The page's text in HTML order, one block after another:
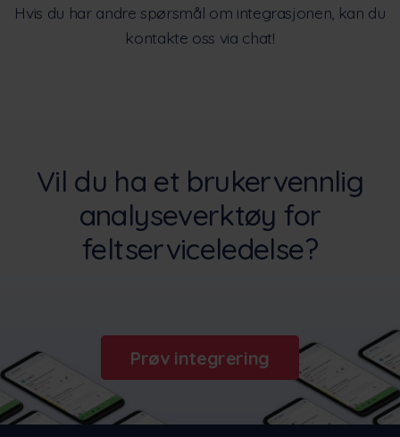
Hvis du har andre spørsmål om integrasjonen, kan du
kontakte oss via chat!
Vil du ha et brukervennlig
analyseverktøy for
feltserviceledelse?
Prøv integrering